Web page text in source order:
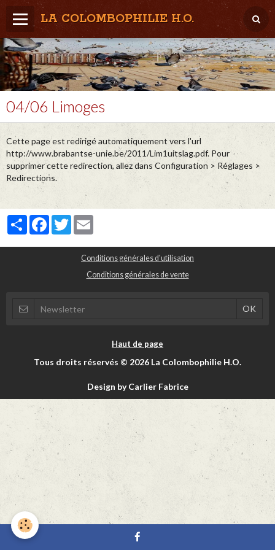
LA COLOMBOPHILIE H.O.
Home
Météo / Het weer
Lâcher / Los
Result. clubs, Provincial, (Inter)National
RFCB / KBDB
04/06 Limoges
Cette page est redirigé automatiquement vers l'url
http://www.brabantse-unie.be/2011/Lim1uitslag.pdf. Pour
supprimer cette redirection, allez dans Configuration > Réglages >
Redirections.
PartagerFacebook
Twitter
Conditions générales d'utilisation
Conditions générales de vente
Haut de page
Tous droits réservés © 2026 La Colombophilie H.O.
Design by Carlier Fabrice